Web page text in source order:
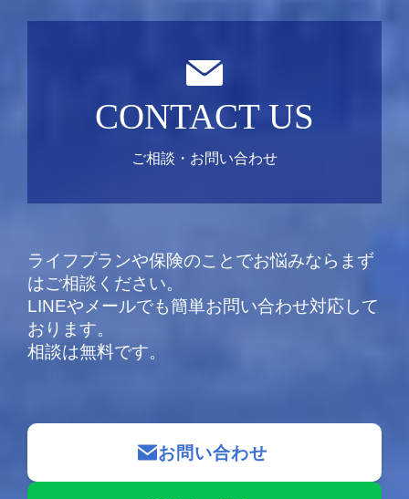
CONTACT US
ご相談・お問い合わせ
ライフプランや保険のことでお悩みならまず
はご相談ください。
LINEやメールでも簡単お問い合わせ対応して
おります。
相談は無料です。
お問い合わせ